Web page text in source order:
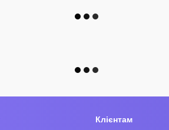
Клієнтам